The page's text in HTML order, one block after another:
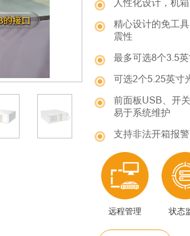
人性化设计，机
精心设计的免工
震性
最多可选8个3.5
可选2个5.25英寸
前⾯板USB、开
易于系统维护
支持非法开箱报
远程管理 状态